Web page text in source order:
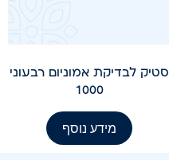
סטיק לבדיקת אמוניום רבעוני
1000
מידע נוסף